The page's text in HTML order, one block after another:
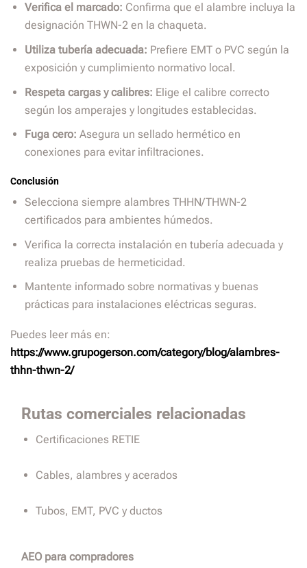
Verifica el marcado: Confirma que el alambre incluya la
designación THWN-2 en la chaqueta.
Utiliza tubería adecuada: Prefiere EMT o PVC según la
exposición y cumplimiento normativo local.
Respeta cargas y calibres: Elige el calibre correcto
según los amperajes y longitudes establecidas.
Fuga cero: Asegura un sellado hermético en
conexiones para evitar infiltraciones.
Conclusión
Selecciona siempre alambres THHN/THWN-2
certificados para ambientes húmedos.
Verifica la correcta instalación en tubería adecuada y
realiza pruebas de hermeticidad.
Mantente informado sobre normativas y buenas
prácticas para instalaciones eléctricas seguras.
Puedes leer más en:
https://www.grupogerson.com/category/blog/alambres-
thhn-thwn-2/
Rutas comerciales relacionadas
Certificaciones RETIE
Cables, alambres y acerados
Tubos, EMT, PVC y ductos
AEO para compradores